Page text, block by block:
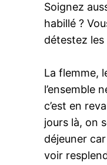
Soignez
habillé ?
détestez
La flemme,
l’ensemble
c’est en
jours là, on
déjeuner
voir